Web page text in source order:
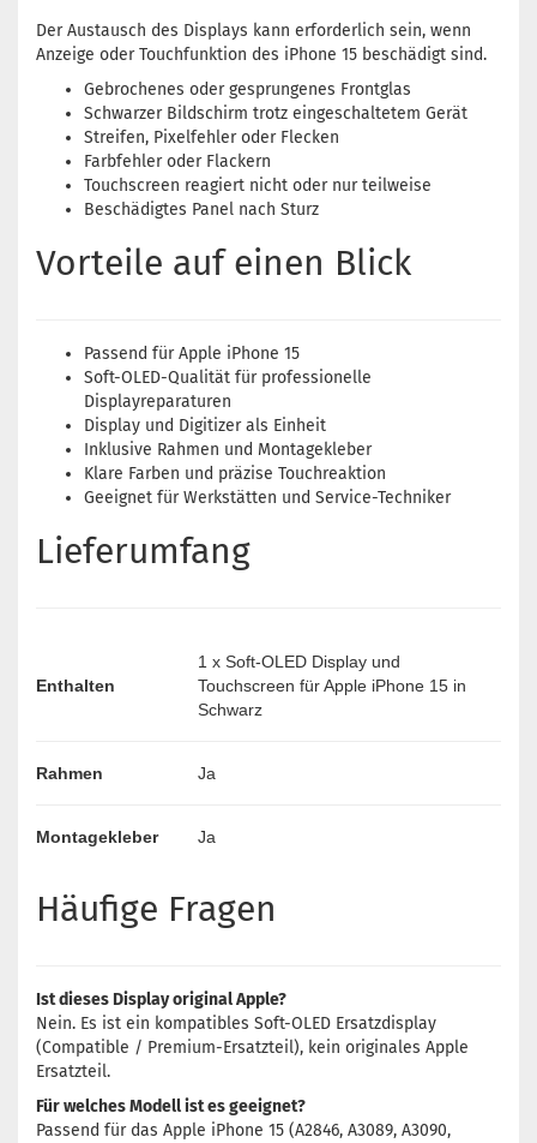
Der Austausch des Displays kann erforderlich sein, wenn
Anzeige oder Touchfunktion des iPhone 15 beschädigt sind.
Gebrochenes oder gesprungenes Frontglas
Schwarzer Bildschirm trotz eingeschaltetem Gerät
Streifen, Pixelfehler oder Flecken
Farbfehler oder Flackern
Touchscreen reagiert nicht oder nur teilweise
Beschädigtes Panel nach Sturz
Vorteile auf einen Blick
Passend für Apple iPhone 15
Soft-OLED-Qualität für professionelle
Displayreparaturen
Display und Digitizer als Einheit
Inklusive Rahmen und Montagekleber
Klare Farben und präzise Touchreaktion
Geeignet für Werkstätten und Service-Techniker
Lieferumfang
Enthalten
1 x Soft-OLED Display und
Touchscreen für Apple iPhone 15 in
Schwarz
Rahmen Ja
Montagekleber Ja
Häufige Fragen
Ist dieses Display original Apple?
Nein. Es ist ein kompatibles Soft-OLED Ersatzdisplay
(Compatible / Premium-Ersatzteil), kein originales Apple
Ersatzteil.
Für welches Modell ist es geeignet?
Passend für das Apple iPhone 15 (A2846, A3089, A3090,